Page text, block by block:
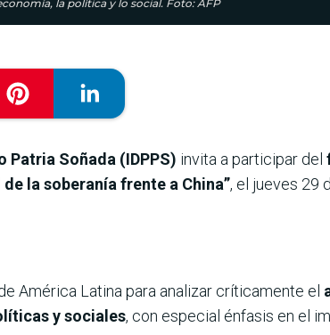
la política y lo social. Foto: AFP
Patria Soñada (IDPPS) invita a participar del
la soberanía frente a China”, el jueves 29
América Latina para analizar críticamente el
y sociales, con especial énfasis en el